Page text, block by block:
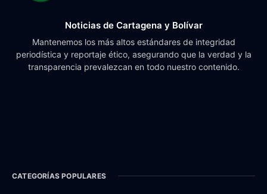
Noticias de Cartagena y Bolívar
Mantenemos los más altos estándares de integridad
periodística y reportaje ético, asegurando que la verdad y la
transparencia prevalezcan en todo nuestro contenido.
CATEGORÍAS POPULARES